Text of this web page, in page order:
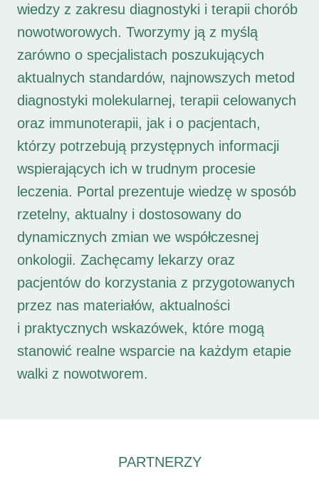
wiedzy z zakresu diagnostyki i terapii chorób
nowotworowych. Tworzymy ją z myślą
zarówno o specjalistach poszukujących
aktualnych standardów, najnowszych metod
diagnostyki molekularnej, terapii celowanych
oraz immunoterapii, jak i o pacjentach,
którzy potrzebują przystępnych informacji
wspierających ich w trudnym procesie
leczenia. Portal prezentuje wiedzę w sposób
rzetelny, aktualny i dostosowany do
dynamicznych zmian we współczesnej
onkologii. Zachęcamy lekarzy oraz
pacjentów do korzystania z przygotowanych
przez nas materiałów, aktualności
i praktycznych wskazówek, które mogą
stanowić realne wsparcie na każdym etapie
walki z nowotworem.
PARTNERZY